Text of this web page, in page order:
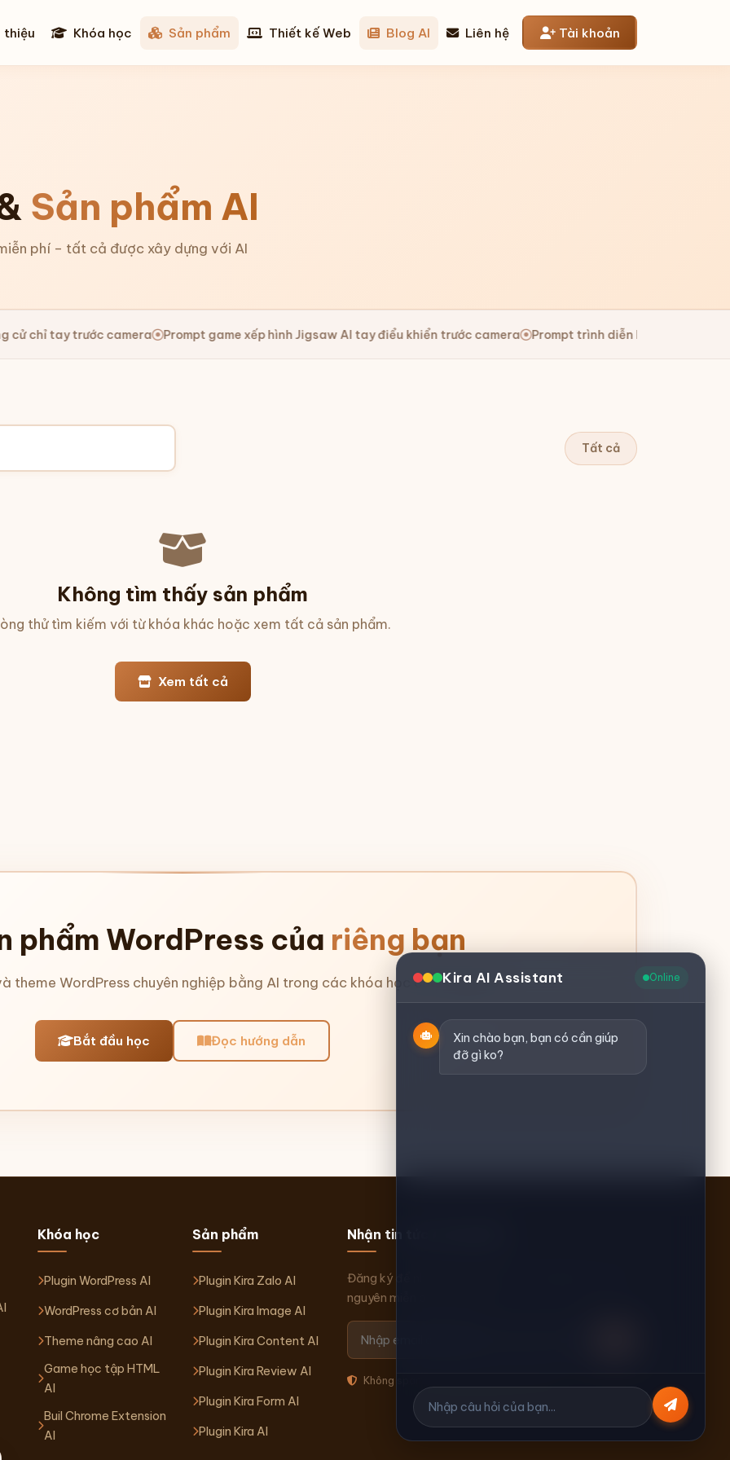
Khóa học Sản phẩm Thiết kế Web Blog AI Liên hệ Tài khoản
Sản phẩm AI
phí – tất cả được xây dựng với AI
tay trước camera Prompt game xếp hình Jigsaw AI tay điểu khiển trước camera Prompt trình diễn hình ảnh 3D bằng tay
Tất cả
Không tìm thấy sản phẩm
thử tìm kiếm với từ khóa khác hoặc xem tất cả sản phẩm.
Xem tất cả
phẩm WordPress của riêng bạn
theme WordPress chuyên nghiệp bằng AI trong các khóa học của chúng tôi.
Bắt đầu học Đọc hướng dẫn
Khóa học
Plugin WordPress AI
WordPress cơ bản AI
Theme nâng cao AI
Game học tập HTML
AI
Buil Chrome Extension
AI
Sản phẩm
Plugin Kira Zalo AI
Plugin Kira Image AI
Plugin Kira Content AI
Plugin Kira Review AI
Plugin Kira Form AI
Plugin Kira AI
Nhận tin tức AI mới nhất
Đăng ký để nhận thông báo về AI, WordPress và tài
nguyên miễn phí mỗi tuần.
Không spam. Hủy đăng ký bất kỳ lúc nào.
Kira AI Assistant Online
Xin chào bạn, bạn có cần giúp
đỡ gì ko?